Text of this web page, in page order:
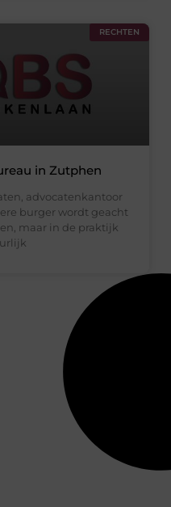
RECHTEN
in Zutphen
advocatenkantoor
burger wordt geacht
maar in de praktijk